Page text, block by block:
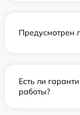
Предусмотрен
Есть ли
работы?